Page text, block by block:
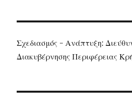
Σχεδιασμός - Ανάπτυξη:
Διακυβέρνησης Περιφέρειας